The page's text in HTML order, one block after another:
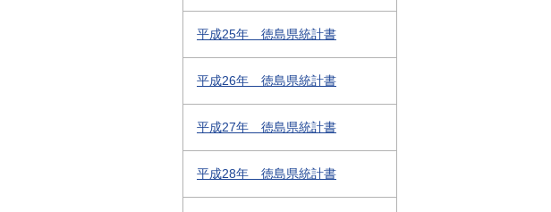
平成25年 徳島県統計書
平成26年 徳島県統計書
平成27年 徳島県統計書
平成28年 徳島県統計書